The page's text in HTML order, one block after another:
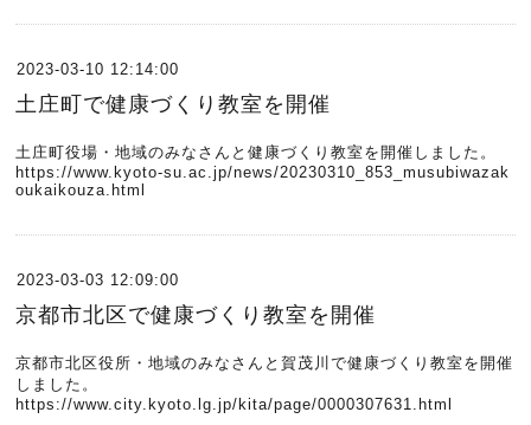
2023-03-10 12:14:00
土庄町で健康づくり教室を開催
土庄町役場・地域のみなさんと健康づくり教室を開催しました。
https://www.kyoto-su.ac.jp/news/20230310_853_musubiwazak
oukaikouza.html
2023-03-03 12:09:00
京都市北区で健康づくり教室を開催
京都市北区役所・地域のみなさんと賀茂川で健康づくり教室を開催
しました。
https://www.city.kyoto.lg.jp/kita/page/0000307631.html